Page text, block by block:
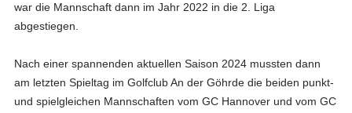
war die Mannschaft dann im Jahr 2022 in die 2. Liga
abgestiegen.
Nach einer spannenden aktuellen Saison 2024 mussten dann
am letzten Spieltag im Golfclub An der Göhrde die beiden punkt-
und spielgleichen Mannschaften vom GC Hannover und vom GC